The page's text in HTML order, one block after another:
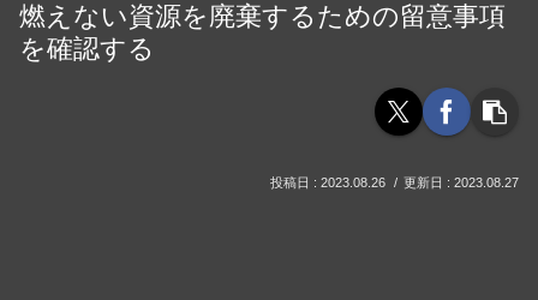
燃えない資源を廃棄するための留意事項
を確認する
2023.08.26 2023.08.27